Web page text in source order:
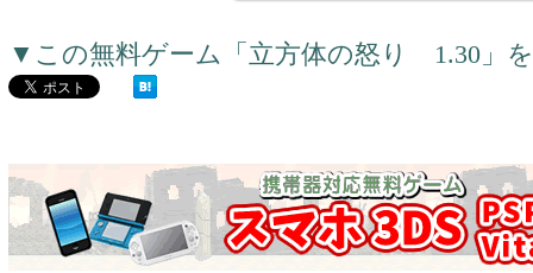
▼この無料ゲーム「立方体の怒り 1.30」